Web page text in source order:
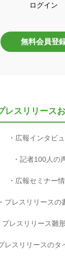
ログイン
無料会員登
レスリリース
広報インタビ
記者100人の
広報セミナー
プレスリリースの
プレスリリース雛
レスリリースのタ